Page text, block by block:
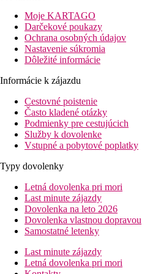
Vzdialenosť
pláž: 50 m
letisko: 61 km Heraklion
centrá: 0 m / v centre
nákupné možnosti: 0 m
Popis izby
individuálne ovládaná
kúpeľňa/WC (sušič vlasov)
TV/Sat.
telefón
trezor (za poplatok)
balkón
detská postieľka zadarmo
Popis hotela
vstupná hala s recepciou
hlavná reštaurácia
výťah
TV miestnosť
Moje KARTAGO
Darčekové poukazy
Ochrana osobných údajov
Nastavenie súkromia
Dôležité informácie
Informácie k zájazdu
Cestovné poistenie
Často kladené otázky
Podmienky pre cestujúcich
Služby k dovolenke
Vstupné a pobytové poplatky
Typy dovolenky
Letná dovolenka pri mori
Last minute zájazdy
Dovolenka na leto 2026
Dovolenka vlastnou dopravou
Samostatné letenky
Last minute zájazdy
Letná dovolenka pri mori